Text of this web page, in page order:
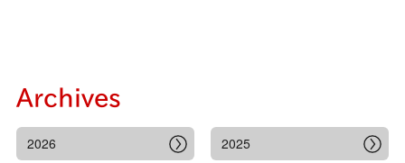
Archives
2026 2025